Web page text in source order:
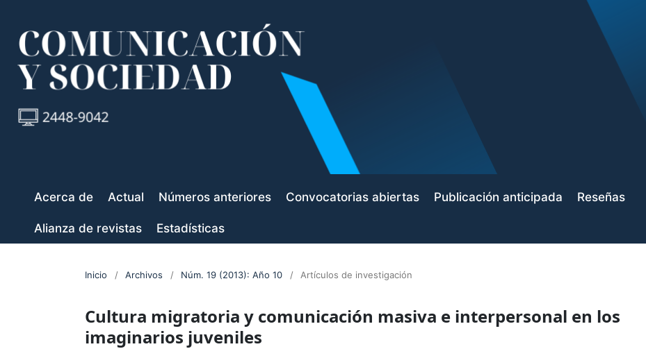
Acerca de Actual Números anteriores Convocatorias abiertas Publicación anticipada Reseñas
Alianza de revistas Estadísticas
Inicio / Archivos / Núm. 19 (2013): Año 10 / Artículos de investigación
Cultura migratoria y comunicación masiva e interpersonal en los
imaginarios juveniles